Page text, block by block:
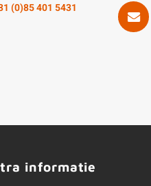
(0)85 401 5431
informatie